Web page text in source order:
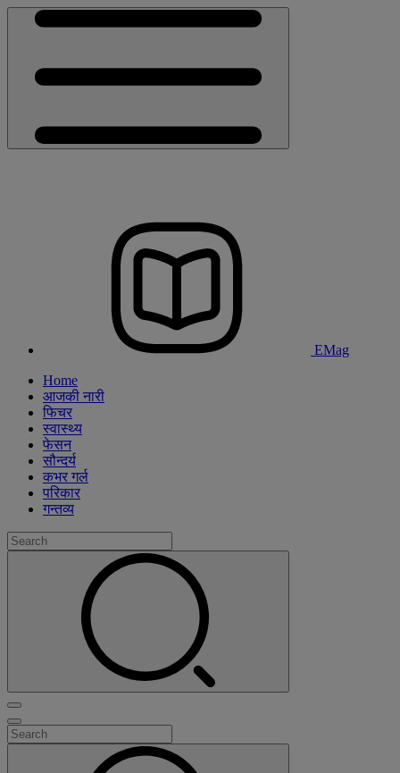
EMag
Home
आजकी नारी
फिचर
स्वास्थ्य
फेसन
सौन्दर्य
कभर गर्ल
परिकार
गन्तव्य